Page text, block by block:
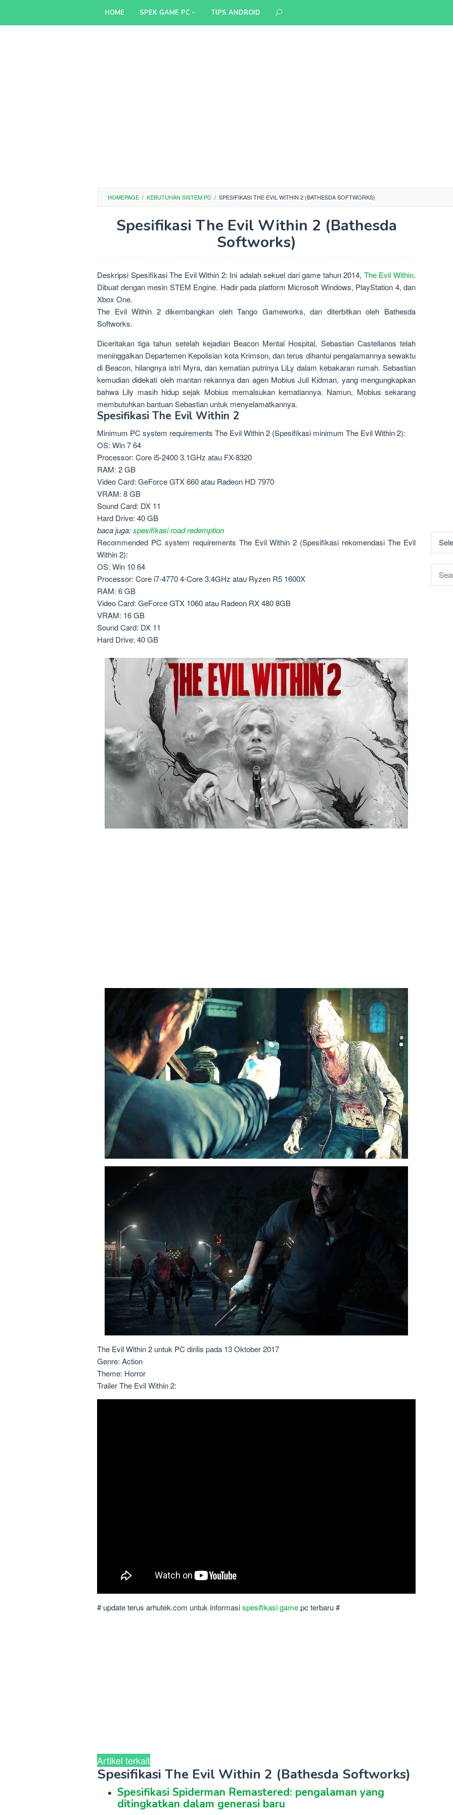
HOME SPEK GAME PC TIPS ANDROID
HOMEPAGE / KEBUTUHAN SISTEM PC / SPESIFIKASI THE EVIL WITHIN 2 (BATHESDA SOFTWORKS)
Spesifikasi The Evil Within 2 (Bathesda
Softworks)
Deskripsi Spesifikasi The Evil Within 2: Ini adalah sekuel dari game tahun 2014, The Evil Within.
Dibuat dengan mesin STEM Engine. Hadir pada platform Microsoft Windows, PlayStation 4, dan
Xbox One.
The Evil Within 2 dikembangkan oleh Tango Gameworks, dan diterbitkan oleh Bathesda
Softworks.
Diceritakan tiga tahun setelah kejadian Beacon Mental Hospital, Sebastian Castellanos telah
meninggalkan Departemen Kepolisian kota Krimson, dan terus dihantui pengalamannya sewaktu
di Beacon, hilangnya istri Myra, dan kematian putrinya LiLy dalam kebakaran rumah. Sebastian
kemudian didekati oleh mantan rekannya dan agen Mobius Juli Kidman, yang mengungkapkan
bahwa Lily masih hidup sejak Mobius memalsukan kematiannya. Namun, Mobius sekarang
membutuhkan bantuan Sebastian untuk menyelamatkannya.
Spesifikasi The Evil Within 2
Minimum PC system requirements The Evil Within 2 (Spesifikasi minimum The Evil Within 2):
OS: Win 7 64
Processor: Core i5-2400 3.1GHz atau FX-8320
RAM: 2 GB
Video Card: GeForce GTX 660 atau Radeon HD 7970
VRAM: 8 GB
Sound Card: DX 11
Hard Drive: 40 GB
baca juga:spesifikasi road redemption
Recommended PC system requirements The Evil Within 2 (Spesifikasi rekomendasi The Evil
Within 2):
OS: Win 10 64
Processor: Core i7-4770 4-Core 3.4GHz atau Ryzen R5 1600X
RAM: 6 GB
Video Card: GeForce GTX 1060 atau Radeon RX 480 8GB
VRAM: 16 GB
Sound Card: DX 11
Hard Drive: 40 GB
The Evil Within 2 untuk PC dirilis pada 13 Oktober 2017
Genre: Action
Theme: Horror
Trailer The Evil Within 2:
# update terus arhutek.com untuk informasispesifikasi gamepc terbaru #
Artikel terkait
Spesifikasi The Evil Within 2 (Bathesda Softworks)
Spesifikasi Spiderman Remastered: pengalaman yang
ditingkatkan dalam generasi baru
for: